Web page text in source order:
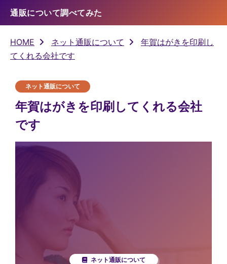
通販について調べてみた
HOME ネット通販について
年賀はがきを印刷し
てくれる会社です
ネット通販について
年賀はがきを印刷してくれる会社
です
ネット通販について